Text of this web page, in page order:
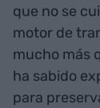
que no se
motor de
mucho más
ha sabido
para